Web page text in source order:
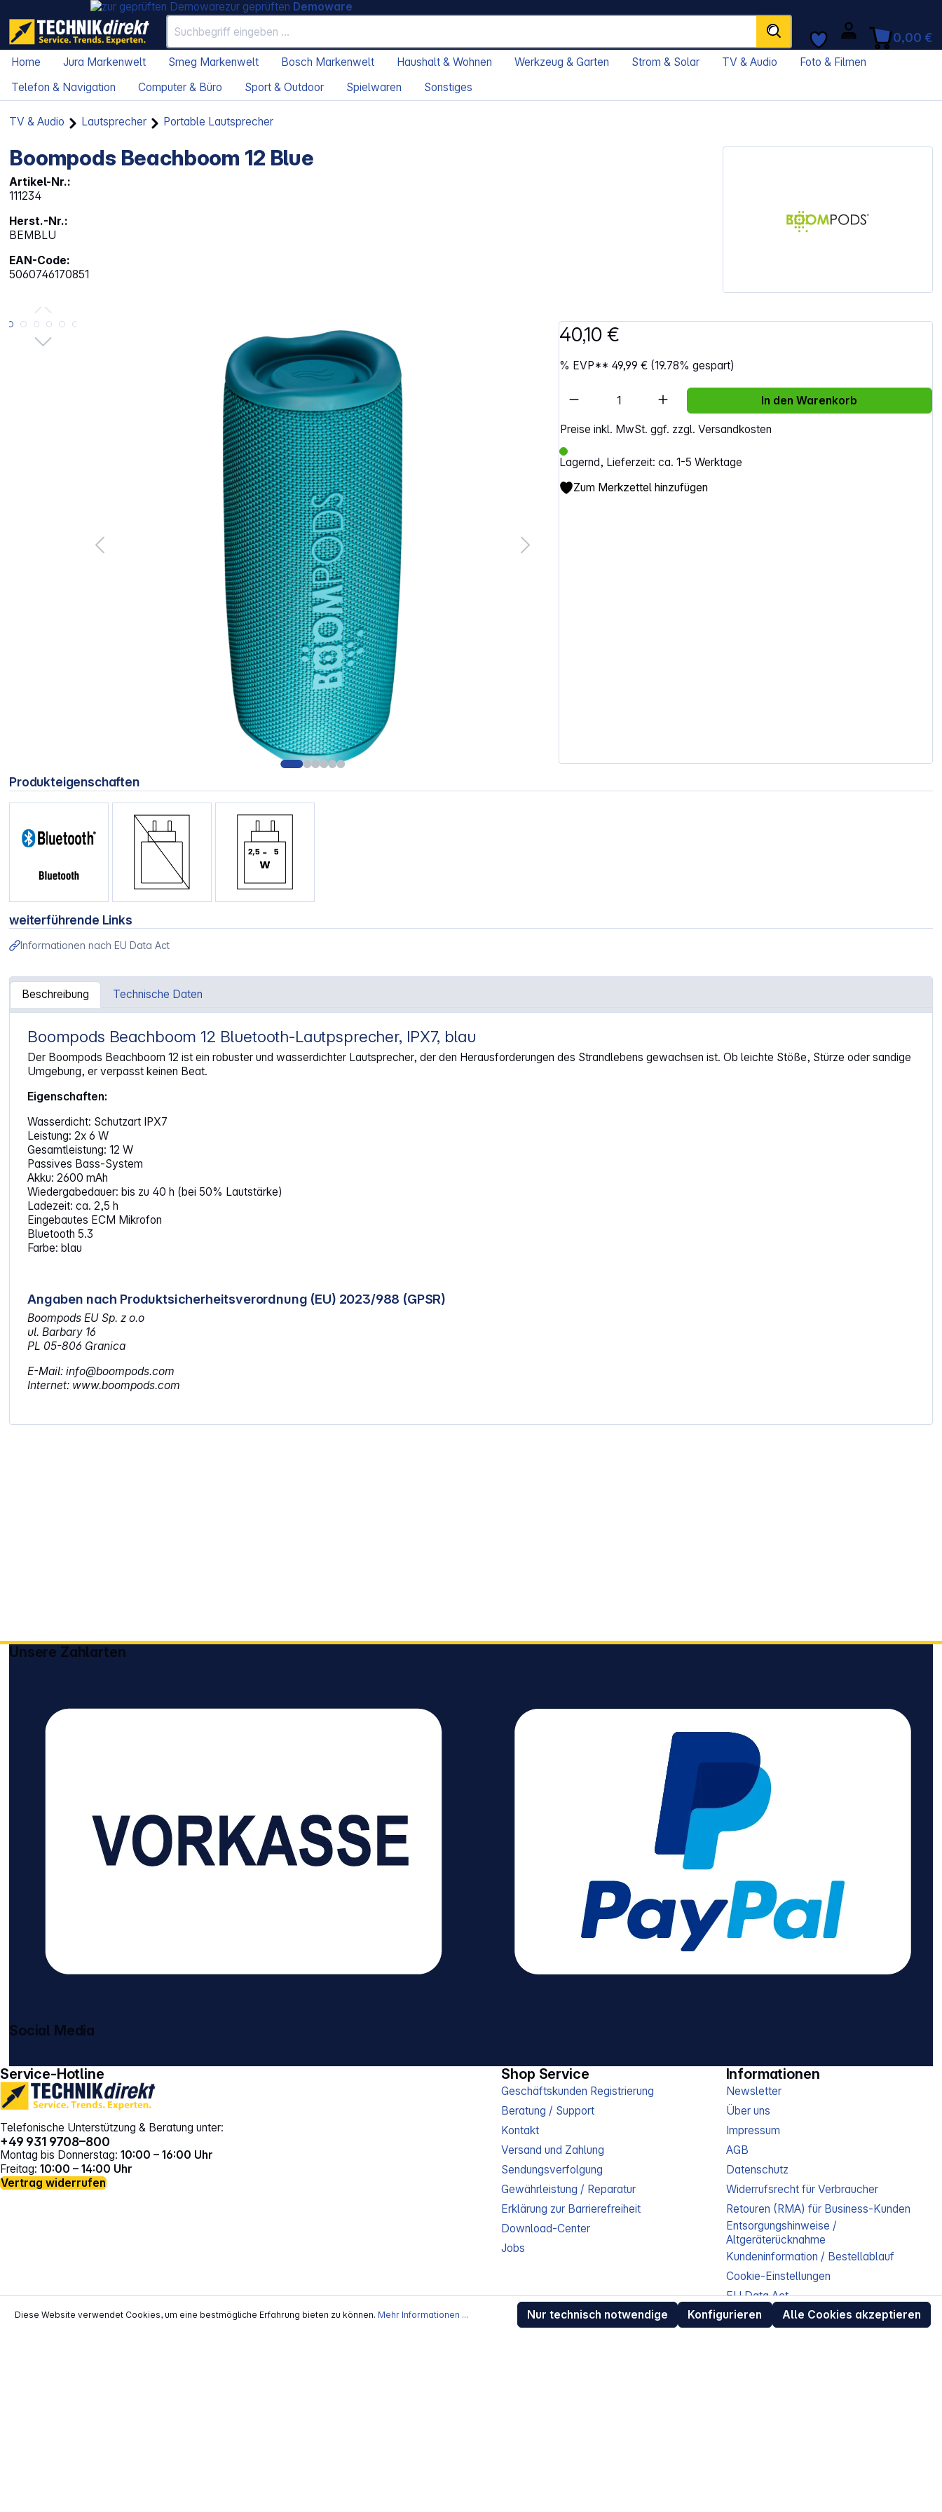
zur geprüften Demoware
0,00 €
Home Jura Markenwelt Smeg Markenwelt Bosch Markenwelt Haushalt & Wohnen Werkzeug & Garten Strom & Solar TV & Audio
Foto & Filmen
Telefon & Navigation
Computer & Büro Sport & Outdoor Spielwaren Sonstiges
TV & Audio Lautsprecher Portable Lautsprecher
Boompods Beachboom 12 Blue
Artikel-Nr.:
111234
Herst.-Nr.:
BEMBLU
EAN-Code:
5060746170851
Bildergalerie überspringen 40,10 €
% EVP** 49,99 € (19.78% gespart)
Preise inkl. MwSt. ggf. zzgl. Versandkosten
Lagernd, Lieferzeit: ca. 1-5 Werktage
Artikel Anzahl: Gib den gewünschten Wert ein
In den Warenkorb
Zum Merkzettel hinzufügen
Produkteigenschaften
weiterführende Links
Informationen nach EU Data Act
Beschreibung Technische Daten
Artikelinformationen "Boompods Beachboom 12 Blue"
Boompods Beachboom 12 Bluetooth-Lautpsprecher, IPX7, blau
Der Boompods Beachboom 12 ist ein robuster und wasserdichter Lautsprecher, der den Herausforderungen des Strandlebens gewachsen ist. Ob leichte Stöße, Stürze oder sandige
Umgebung, er verpasst keinen Beat.
Eigenschaften:
Wasserdicht: Schutzart IPX7
Leistung: 2x 6 W
Gesamtleistung: 12 W
Passives Bass-System
Akku: 2600 mAh
Wiedergabedauer: bis zu 40 h (bei 50% Lautstärke)
Ladezeit: ca. 2,5 h
Eingebautes ECM Mikrofon
Bluetooth 5.3
Farbe: blau
Angaben nach Produktsicherheitsverordnung (EU) 2023/988 (GPSR)
Boompods EU Sp. z o.o
ul. Barbary 16
PL 05-806 Granica
E-Mail: info@boompods.com
Internet: www.boompods.com
Service-Hotline
Telefonische Unterstützung & Beratung unter:
+49 931 9708–800
Montag bis Donnerstag: 10:00 – 16:00 Uhr
Freitag: 10:00 – 14:00 Uhr
Vertrag widerrufen
Shop Service
Geschäftskunden Registrierung
Beratung / Support
Kontakt
Versand und Zahlung
Sendungsverfolgung
Gewährleistung / Reparatur
Erklärung zur Barrierefreiheit
Download-Center
Jobs
Informationen
Newsletter
Über uns
Impressum
AGB
Datenschutz
Widerrufsrecht für Verbraucher
Retouren (RMA) für Business-Kunden
Entsorgungshinweise /
Altgeräterücknahme
Kundeninformation / Bestellablauf
Cookie-Einstellungen
EU Data Act
Unsere Zahlarten
Social Media
Diese Website verwendet Cookies, um eine bestmögliche Erfahrung bieten zu können. Mehr Informationen ... Nur technisch notwendige Konfigurieren Alle Cookies akzeptieren